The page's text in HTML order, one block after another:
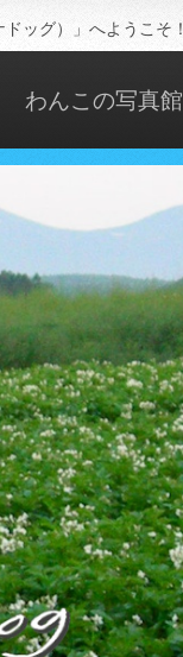
ッグ）」へようこそ！
わんこの写真館